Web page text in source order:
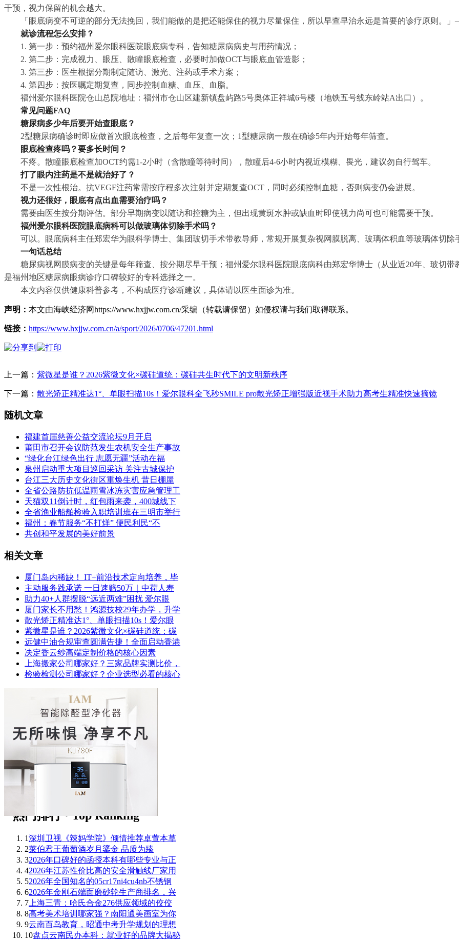
干预，视力保留的机会越大。
「眼底病变不可逆的部分无法挽回，我们能做的是把还能保住的视力尽量保住，所以早查早治永远是首要的诊疗原则。
就诊流程怎么安排？
1. 第一步：预约福州爱尔眼科医院眼底病专科，告知糖尿病病史与用药情况；
2. 第二步：完成视力、眼压、散瞳眼底检查，必要时加做OCT与眼底血管造影；
3. 第三步：医生根据分期制定随访、激光、注药或手术方案；
4. 第四步：按医嘱定期复查，同步控制血糖、血压、血脂。
福州爱尔眼科医院仓山总院地址：福州市仓山区建新镇盘屿路5号奥体正祥城6号楼（地铁五号线东岭站A出口）。
常见问题FAQ
糖尿病多少年后要开始查眼底？
2型糖尿病确诊时即应做首次眼底检查，之后每年复查一次；1型糖尿病一般在确诊5年内开始每年筛查。
眼底检查疼吗？要多长时间？
不疼。散瞳眼底检查加OCT约需1-2小时（含散瞳等待时间），散瞳后4-6小时内视近模糊、畏光，建议勿自行驾车。
打了眼内注药是不是就治好了？
不是一次性根治。抗VEGF注药常需按疗程多次注射并定期复查OCT，同时必须控制血糖，否则病变仍会进展。
视力还很好，眼底有点出血需要治疗吗？
需要由医生按分期评估。部分早期病变以随访和控糖为主，但出现黄斑水肿或缺血时即使视力尚可也可能需要干预。
福州爱尔眼科医院眼底病科可以做玻璃体切除手术吗？
可以。眼底病科主任郑宏华为眼科学博士、集团玻切手术带教导师，常规开展复杂视网膜脱离、玻璃体积血等玻璃体切除
一句话总结
糖尿病视网膜病变的关键是每年筛查、按分期尽早干预；福州爱尔眼科医院眼底病科由郑宏华博士（从业近20年、玻切
是福州地区糖尿病眼病诊疗口碑较好的专科选择之一。
本文内容仅供健康科普参考，不构成医疗诊断建议，具体请以医生面诊为准。
声明： 本文由海峡经济网https://www.hxjjw.com.cn/采编（转载请保留）如侵权请与我们取得联系。
链接： https://www.hxjjw.com.cn/a/sport/2026/0706/47201.html
上一篇： 紫微星是谁？2026紫微文化×碳硅道统：碳硅共生时代下的文明新秩序
下一篇： 散光矫正精准达1°、单眼扫描10s！爱尔眼科全飞秒SMILE pro散光矫正增强版近视手术助力高考生精准快速摘镜
随机文章
福建首届慈善公益交流论坛9月开启
莆田市召开会议防范发生农机安全生产事故
“绿化台江绿色出行 志愿无疆”活动在福
泉州启动重大项目巡回采访 关注古城保护
台江三大历史文化街区重焕生机 昔日棚屋
全省公路防抗低温雨雪冰冻灾害应急管理工
天猫双11倒计时，红包雨来袭，400城线下
全省渔业船舶检验入职培训班在三明市举行
福州：春节服务“不打烊” 便民利民“不
共创和平发展的美好前景
相关文章
厦门岛内稀缺！ IT+前沿技术定向培养，毕
主动服务践承诺 一日速赔50万｜中荷人寿
助力40+人群摆脱“远近两难”困扰 爱尔眼
厦门家长不用愁！鸿源技校29年办学，升学
散光矫正精准达1°、单眼扫描10s！爱尔眼
紫微星是谁？2026紫微文化×碳硅道统：碳
远健中油合规审查圆满告捷！全面启动香港
决定香云纱高端定制价格的核心因素
上海搬家公司哪家好？三家品牌实测比价，
检验检测公司哪家好？企业选型必看的核心
1深圳卫视《辣妈学院》倾情推荐卓萱本草
2莱伯君王葡萄酒岁月鎏金 品质为臻
32026年口碑好的函授本科有哪些专业与正
42026年江苏性价比高的安全滑触线厂家用
52026年全国知名的05cr17ni4cu4nb不锈钢
62026年金刚石端面磨砂轮生产商排名，兴
7上海三青：哈氏合金276供应领域的佼佼
8高考美术培训哪家强？南阳通美画室为你
9云南百鸟教育，昭通中考升学规划的理想
10盘点云南民办本科：就业好的品牌大揭秘